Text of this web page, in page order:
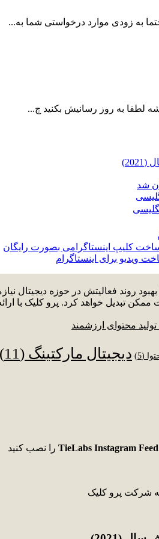
به زودی موارد درخواستی شما به...
لطفا به روز رسانیش بکنید چ...
ویدیو برای اینستاگرام
روند فعالیتش در حوزه
ممکن تبدیل خواهد کرد. پرو کلیک با
(5) دیجیتال مارکتینگ (11)
TieLabs Instagram Feed را نصب کنید
شرکت پرو کلیک